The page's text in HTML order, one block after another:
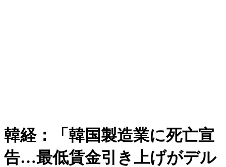
韓経：「韓国製造業に死亡宣
告…最低賃金引き上げがデル